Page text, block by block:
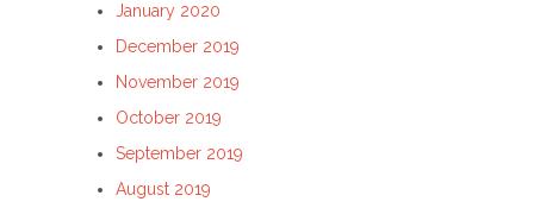
January 2020
December 2019
November 2019
October 2019
September 2019
August 2019